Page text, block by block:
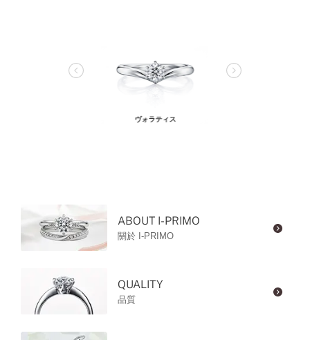
ヴォラティス
ABOUT I-PRIMO
關於 I-PRIMO
QUALITY
品質